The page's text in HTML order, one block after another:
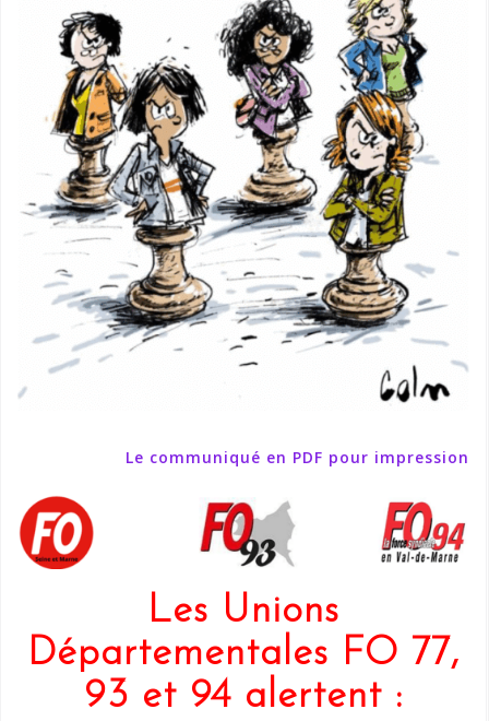
Le communiqué en PDF pour impression
Les Unions
Départementales FO 77,
93 et 94 alertent :